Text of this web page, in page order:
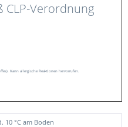
CLP-Verordnung
Kann allergische Reaktionen hervorrufen.
10 °C am Boden